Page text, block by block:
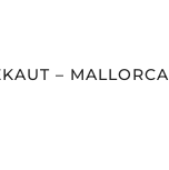
– MALLORCA